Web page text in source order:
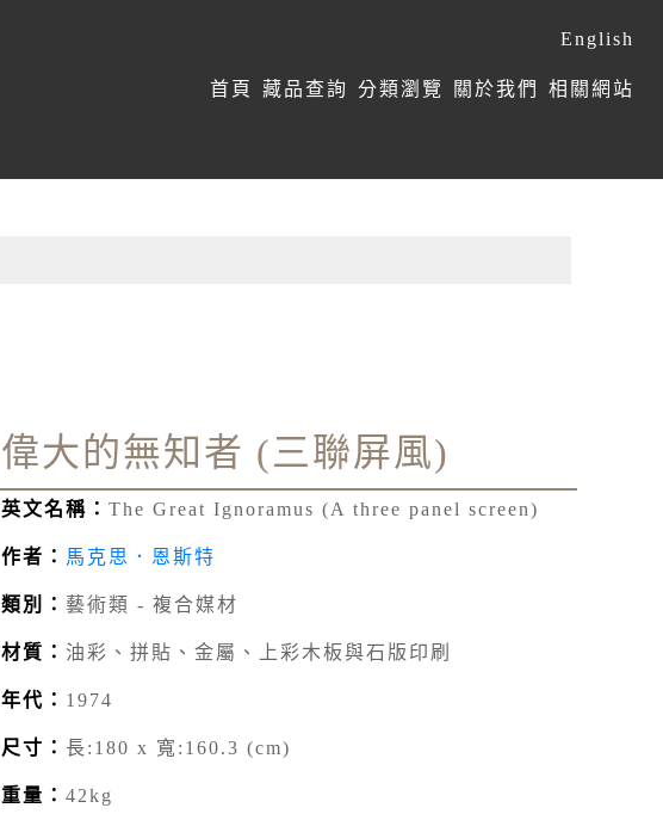
首頁 藏品查詢 分類瀏覽 關於我們 相關網站
English
偉大的無知者 (三聯屏風)
英文名稱： The Great Ignoramus (A three panel screen)
作者： 馬克思．恩斯特
類別： 藝術類 - 複合媒材
材質： 油彩、拼貼、金屬、上彩木板與石版印刷
年代： 1974
尺寸： 長:180 x 寬:160.3 (cm)
重量： 42kg